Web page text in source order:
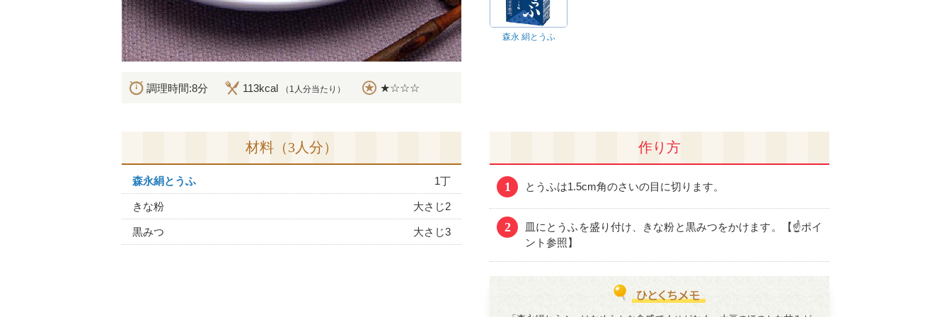
調理時間:8分 113kcal （1人分当たり） ★☆☆☆
森永 絹とうふ
材料（3人分）
森永絹とうふ 1丁
きな粉 大さじ2
黒みつ 大さじ3
作り方
1 とうふは1.5cm角のさいの目に切ります。
2
皿にとうふを盛り付け、きな粉と黒みつをかけます。【☝ポイ
ント参照】